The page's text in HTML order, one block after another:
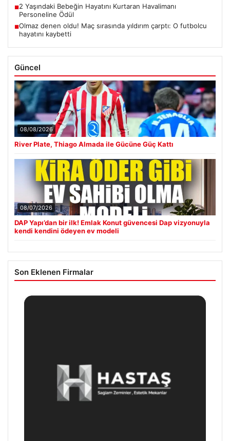
■2 Yaşındaki Bebeğin Hayatını Kurtaran Havalimanı
Personeline Ödül
■Olmaz denen oldu! Maç sırasında yıldırım çarptı: O futbolcu
hayatını kaybetti
Güncel
08/08/2026
River Plate, Thiago Almada ile Gücüne Güç Kattı
08/07/2026
DAP Yapı’dan bir ilk! Emlak Konut güvencesi Dap vizyonuyla
kendi kendini ödeyen ev modeli
Son Eklenen Firmalar